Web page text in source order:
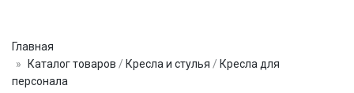
Главная
Каталог товаров / Кресла и стулья / Кресла для
персонала